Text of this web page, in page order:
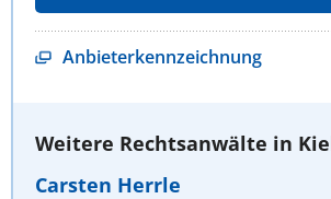
Anbieterkennzeichnung
Weitere Rechtsanwälte in
Carsten Herrle